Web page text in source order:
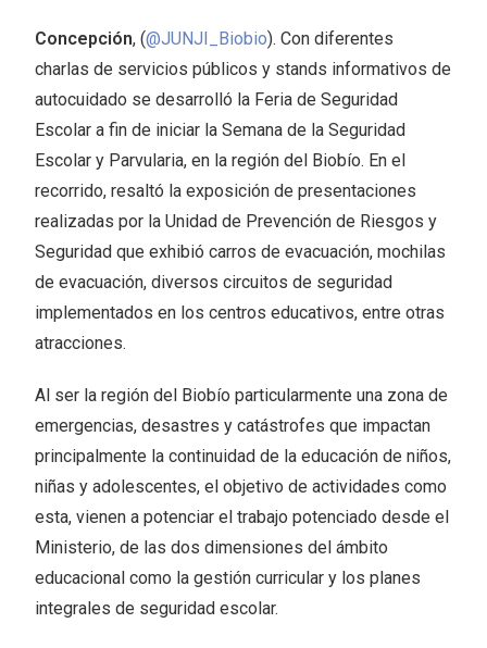
Concepción, (@JUNJI_Biobio). Con diferentes
charlas de servicios públicos y stands informativos de
autocuidado se desarrolló la Feria de Seguridad
Escolar a fin de iniciar la Semana de la Seguridad
Escolar y Parvularia, en la región del Biobío. En el
recorrido, resaltó la exposición de presentaciones
realizadas por la Unidad de Prevención de Riesgos y
Seguridad que exhibió carros de evacuación, mochilas
de evacuación, diversos circuitos de seguridad
implementados en los centros educativos, entre otras
atracciones.
Al ser la región del Biobío particularmente una zona de
emergencias, desastres y catástrofes que impactan
principalmente la continuidad de la educación de niños,
niñas y adolescentes, el objetivo de actividades como
esta, vienen a potenciar el trabajo potenciado desde el
Ministerio, de las dos dimensiones del ámbito
educacional como la gestión curricular y los planes
integrales de seguridad escolar.